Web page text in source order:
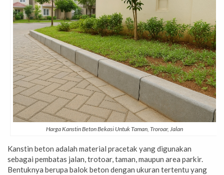
Harga Kanstin Beton Bekasi Untuk Taman, Troroar, Jalan
Kanstin beton adalah material pracetak yang digunakan
sebagai pembatas jalan, trotoar, taman, maupun area parkir.
Bentuknya berupa balok beton dengan ukuran tertentu yang